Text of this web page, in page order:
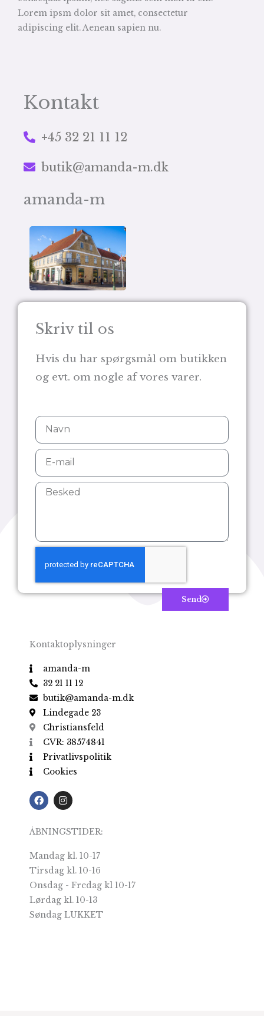
Lorem ipsm dolor sit amet, consectetur
adipiscing elit. Aenean sapien nu.
Kontakt
+45 32 21 11 12
butik@amanda-m.dk
amanda-m
Skriv til os
Hvis du har spørgsmål om butikken
og evt. om nogle af vores varer.
Send
Kontaktoplysninger
amanda-m
32 21 11 12
butik@amanda-m.dk
Lindegade 23
Christiansfeld
CVR: 38574841
Privatlivspolitik
Cookies
F
a
c
b
o
k
I
n
s
a
r
a
m
ÅBNINGSTIDER:
Mandag kl. 10-17
Tirsdag kl. 10-16
Onsdag - Fredag kl 10-17
Lørdag kl. 10-13
Søndag LUKKET